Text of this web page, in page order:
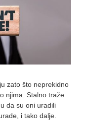
zato što neprekidno
njima. Stalno traže
da su oni uradili
i tako dalje.